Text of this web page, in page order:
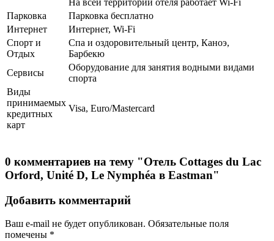
На всей территории отеля работает Wi-Fi
Парковка
Парковка бесплатно
Интернет
Интернет, Wi-Fi
Спорт и
Отдых
Спа и оздоровительный центр, Каноэ,
Барбекю
Сервисы
Оборудование для занятия водными видами
спорта
Виды
принимаемых
кредитных
карт
Visa, Euro/Mastercard
0 комментариев на тему "Отель Cottages du Lac
Orford, Unité D, Le Nymphéa в Eastman"
Добавить комментарий
Ваш e-mail не будет опубликован. Обязательные поля
помечены *